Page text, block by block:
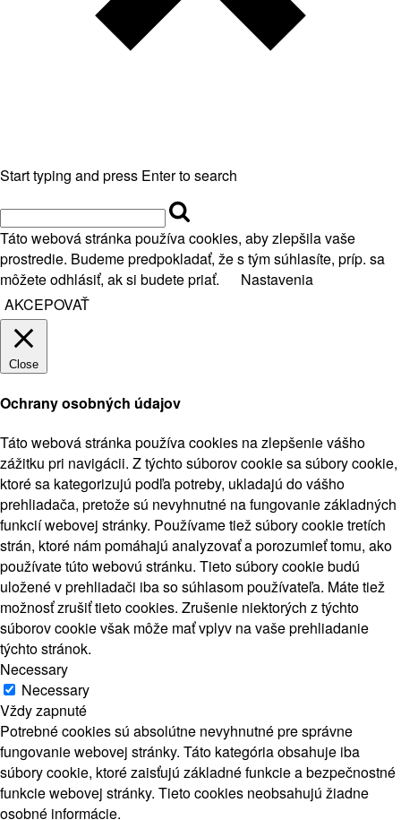
Start typing and press Enter to search
Táto webová stránka používa cookies, aby zlepšila vaše
prostredie. Budeme predpokladať, že s tým súhlasíte, príp. sa
môžete odhlásiť, ak si budete priať.
Nastavenia
AKCEPOVAŤ
Close
Ochrany osobných údajov
Táto webová stránka používa cookies na zlepšenie vášho
zážitku pri navigácii. Z týchto súborov cookie sa súbory cookie,
ktoré sa kategorizujú podľa potreby, ukladajú do vášho
prehliadača, pretože sú nevyhnutné na fungovanie základných
funkcií webovej stránky. Používame tiež súbory cookie tretích
strán, ktoré nám pomáhajú analyzovať a porozumieť tomu, ako
používate túto webovú stránku. Tieto súbory cookie budú
uložené v prehliadači iba so súhlasom používateľa. Máte tiež
možnosť zrušiť tieto cookies. Zrušenie niektorých z týchto
súborov cookie však môže mať vplyv na vaše prehliadanie
týchto stránok.
Necessary
Necessary
Vždy zapnuté
Potrebné cookies sú absolútne nevyhnutné pre správne
fungovanie webovej stránky. Táto kategória obsahuje iba
súbory cookie, ktoré zaisťujú základné funkcie a bezpečnostné
funkcie webovej stránky. Tieto cookies neobsahujú žiadne
osobné informácie.